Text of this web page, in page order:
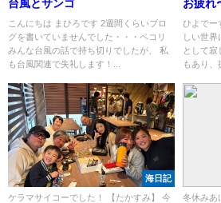
台風とサンゴ
こんにちは まひろです 2週間くらいブロ
グを書いていませんでした・・・ペコリ
みんな台風の話で持ち切りでしたが、 私
も台風関連で失礼します！...
お疲れ
ひよでー
しい世
として寂
もあり、
海日記
ケラマサイコーでした！ 【たかすみ】 今
冬休みあ